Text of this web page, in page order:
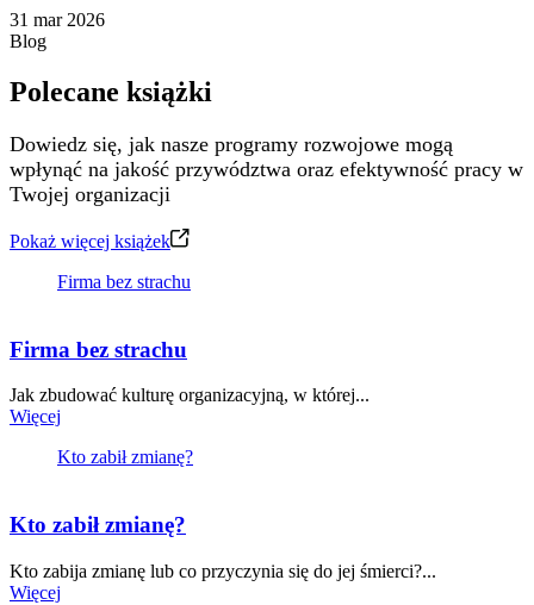
31 mar 2026
Blog
Polecane książki
Dowiedz się, jak nasze programy rozwojowe mogą
wpłynąć na jakość przywództwa oraz efektywność pracy w
Twojej organizacji
Pokaż więcej książek
Firma bez strachu
Firma bez strachu
Jak zbudować kulturę organizacyjną, w której...
Więcej
Kto zabił zmianę?
Kto zabił zmianę?
Kto zabija zmianę lub co przyczynia się do jej śmierci?...
Więcej